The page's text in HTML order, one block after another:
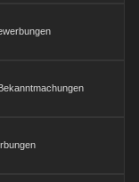
Bekanntmachungen